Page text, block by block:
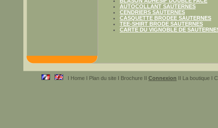
AUTOCOLLANT SAUTERNES
CENDRIERS SAUTERNES
CASQUETTE BRODEE SAUTERNES
TEE-SHIRT BRODE SAUTERNES
CARTE DU VIGNOBLE DE
I Home I Plan du site I Brochure II Connexion II La boutique I